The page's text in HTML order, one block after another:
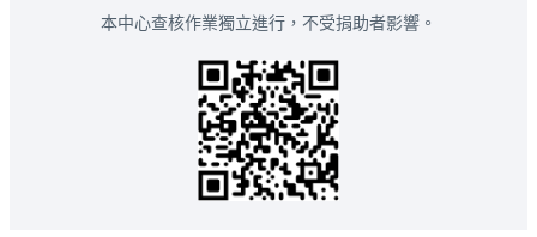
本中心查核作業獨立進行，不受捐助者影響。